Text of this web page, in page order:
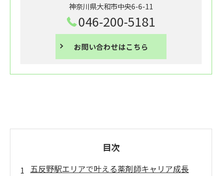
神奈川県大和市中央6-6-11
046-200-5181
お問い合わせはこちら
目次
五反野駅エリアで叶える薬剤師キャリア成長